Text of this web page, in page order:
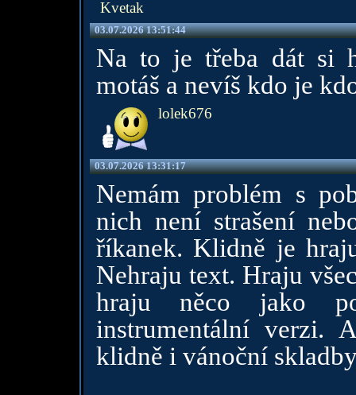
Kvetak
03.07.2026 13:51:44
Na to je třeba dát si
motáš a nevíš kdo je
lolek676
03.07.2026 13:31:17
Nemám problém s
nich není strašení
říkanek. Klidně je
Nehraju text. Hraju
hraju něco jako
instrumentální verzi.
klidně i vánoční